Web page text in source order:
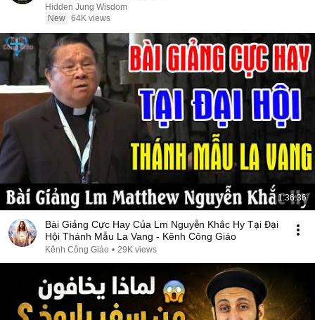
Hidden Jung Wisdom
New 64K views
1:36:36
Bài Giảng Cực Hay Của Lm Nguyễn Khắc Hy Tại Đại
Hội Thánh Mẫu La Vang - Kênh Công Giáo
Kênh Công Giáo • 29K views